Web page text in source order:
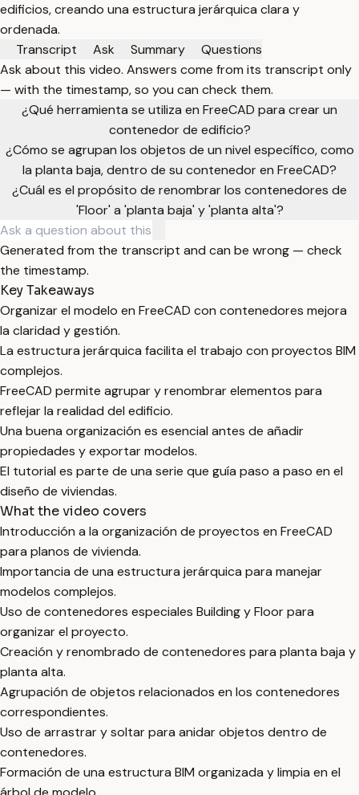
edificios, creando una estructura jerárquica clara y
ordenada.
Transcript
Ask Summary
Questions
Ask about this video. Answers come from its transcript only
— with the timestamp, so you can check them.
¿Qué herramienta se utiliza en FreeCAD para crear un
contenedor de edificio?
¿Cómo se agrupan los objetos de un nivel específico, como
la planta baja, dentro de su contenedor en FreeCAD?
¿Cuál es el propósito de renombrar los contenedores de
'Floor' a 'planta baja' y 'planta alta'?
Generated from the transcript and can be wrong — check
the timestamp.
Key Takeaways
Organizar el modelo en FreeCAD con contenedores mejora
la claridad y gestión.
La estructura jerárquica facilita el trabajo con proyectos BIM
complejos.
FreeCAD permite agrupar y renombrar elementos para
reflejar la realidad del edificio.
Una buena organización es esencial antes de añadir
propiedades y exportar modelos.
El tutorial es parte de una serie que guía paso a paso en el
diseño de viviendas.
What the video covers
Introducción a la organización de proyectos en FreeCAD
para planos de vivienda.
Importancia de una estructura jerárquica para manejar
modelos complejos.
Uso de contenedores especiales Building y Floor para
organizar el proyecto.
Creación y renombrado de contenedores para planta baja y
planta alta.
Agrupación de objetos relacionados en los contenedores
correspondientes.
Uso de arrastrar y soltar para anidar objetos dentro de
contenedores.
Formación de una estructura BIM organizada y limpia en el